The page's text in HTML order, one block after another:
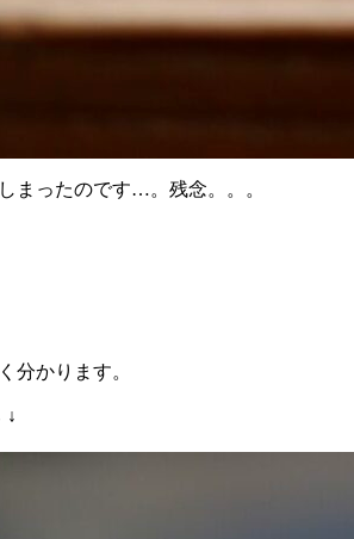
まったのです…。残念。。。
分かります。
↓